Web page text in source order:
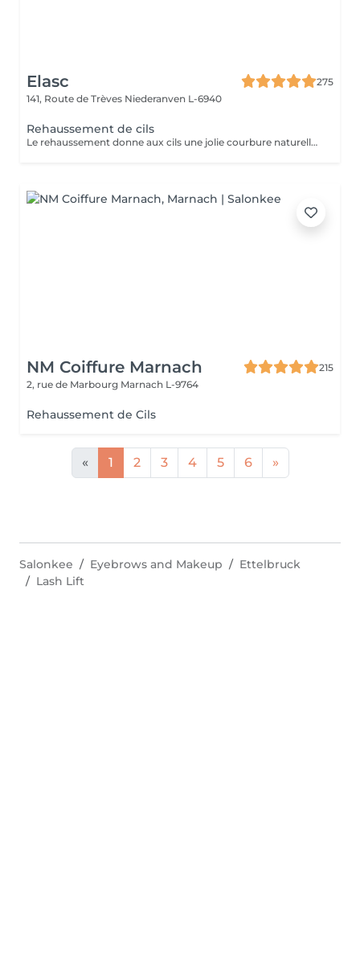
Elasc
275
141, Route de Trèves Niederanven L-6940
Rehaussement de cils
Le rehaussement donne aux cils une jolie courbure naturelle afin d'ouvrir le regard. La kératine apporte aux cils résistance, solidité et vitalité. Misencil est une gamme de produits spécifique pour le contour de l'oeil. Tenue : environ 5 semaines.
NM Coiffure Marnach
215
2, rue de Marbourg Marnach L-9764
Rehaussement de Cils
« 1 2 3 4 5 6 »
Salonkee Eyebrows and Makeup
Ettelbruck
Lash Lift